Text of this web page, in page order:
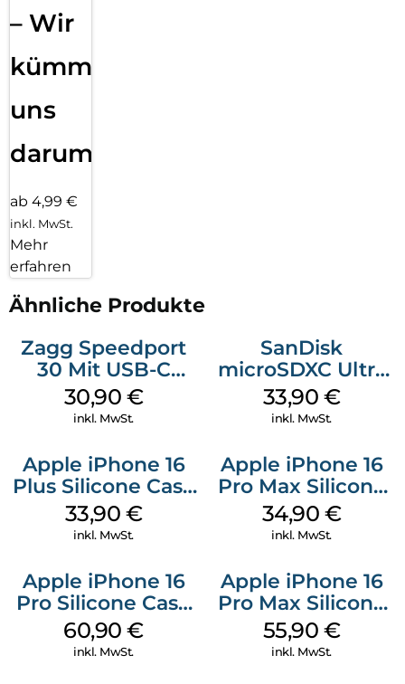
– Wir
kümmern
uns
darum!
ab 4,99 €
inkl. MwSt.
Mehr
erfahren
Ähnliche Produkte
Zagg Speedport
30 Mit USB-C
Kabel Weiß
30,90 €
inkl. MwSt.
SanDisk
microSDXC Ultra
128 GB + Adapter
Mobile
33,90 €
inkl. MwSt.
Apple iPhone 16
Plus Silicone Case
MagSafe Lake
Green
33,90 €
inkl. MwSt.
Apple iPhone 16
Pro Max Silicone
Case MagSafe
Denim
34,90 €
inkl. MwSt.
Apple iPhone 16
Pro Silicone Case
MagSafe Stone
Gray
60,90€
inkl. MwSt.
Apple iPhone 16
Pro Max Silicone
Case MagSafe
Stone Gray
55,90 €
inkl. MwSt.